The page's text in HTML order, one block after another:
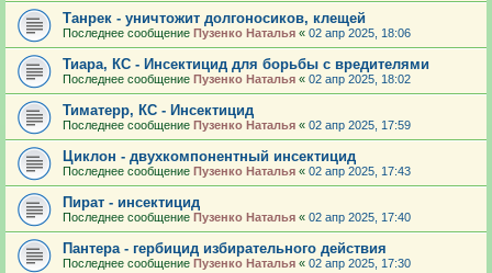
Танрек - уничтожит долгоносиков, клещей
Последнее сообщение Пузенко Наталья « 02 апр 2025, 18:06
Тиара, КС - Инсектицид для борьбы с вредителями
Последнее сообщение Пузенко Наталья « 02 апр 2025, 18:02
Тиматерр, КС - Инсектицид
Последнее сообщение Пузенко Наталья « 02 апр 2025, 17:59
Циклон - двухкомпонентный инсектицид
Последнее сообщение Пузенко Наталья « 02 апр 2025, 17:43
Пират - инсектицид
Последнее сообщение Пузенко Наталья « 02 апр 2025, 17:40
Пантера - гербицид избирательного действия
Последнее сообщение Пузенко Наталья « 02 апр 2025, 17:30